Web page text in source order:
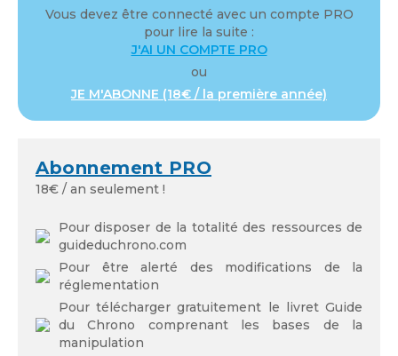
Vous devez être connecté avec un compte PRO
pour lire la suite :
J'AI UN COMPTE PRO
ou
JE M'ABONNE (18€ / la première année)
Abonnement PRO
18€ / an seulement !
Pour disposer de la totalité des ressources de
guideduchrono.com
Pour être alerté des modifications de la
réglementation
Pour télécharger gratuitement le livret Guide
du Chrono comprenant les bases de la
manipulation
Mot de passe
Se souvenir de moi
Mot de passe oublié